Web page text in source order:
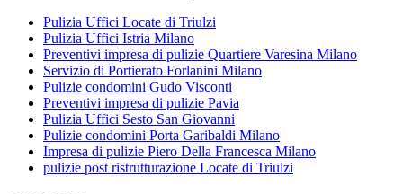
Pulizia Uffici Locate di Triulzi
Pulizia Uffici Istria Milano
Preventivi impresa di pulizie Quartiere Varesina Milano
Servizio di Portierato Forlanini Milano
Pulizie condomini Gudo Visconti
Preventivi impresa di pulizie Pavia
Pulizia Uffici Sesto San Giovanni
Pulizie condomini Porta Garibaldi Milano
Impresa di pulizie Piero Della Francesca Milano
pulizie post ristrutturazione Locate di Triulzi